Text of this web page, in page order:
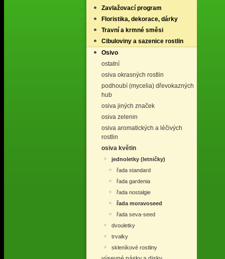
Zavlažovací program
Floristika, dekorace, dárky
Travní a krmné směsi
Cibuloviny a sazenice rostlin
Osivo
ostatní
osiva okrasných rostlin
podhoubí (mycelia) dřevokazných
hub
osiva jiných značek
osiva zelenin
osiva aromatických a léčivých
rostlin
osiva květin
jednoletky (letničky)
řada standard
řada gardenia
řada nostalgie
řada moravoseed
řada seva-seed
dvouletky
trvalky
skleníkové rostliny